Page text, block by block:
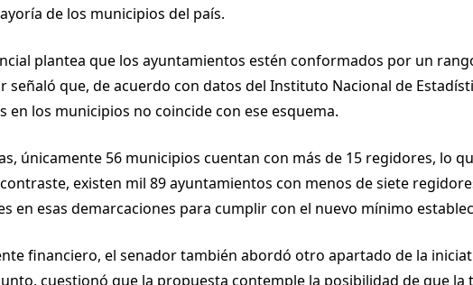
de los municipios del país.
plantea que los ayuntamientos estén conformados por un
señaló que, de acuerdo con datos del Instituto Nacional de
en los municipios no coincide con ese esquema.
únicamente 56 municipios cuentan con más de 15 regidores, lo
existen mil 89 ayuntamientos con menos de siete
en esas demarcaciones para cumplir con el nuevo mínimo
financiero, el senador también abordó otro apartado de la
cuestionó que la propuesta contemple la posibilidad de que